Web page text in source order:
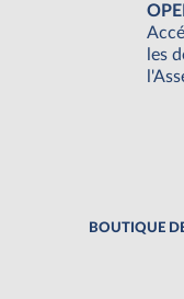
les
BOUTIQUE